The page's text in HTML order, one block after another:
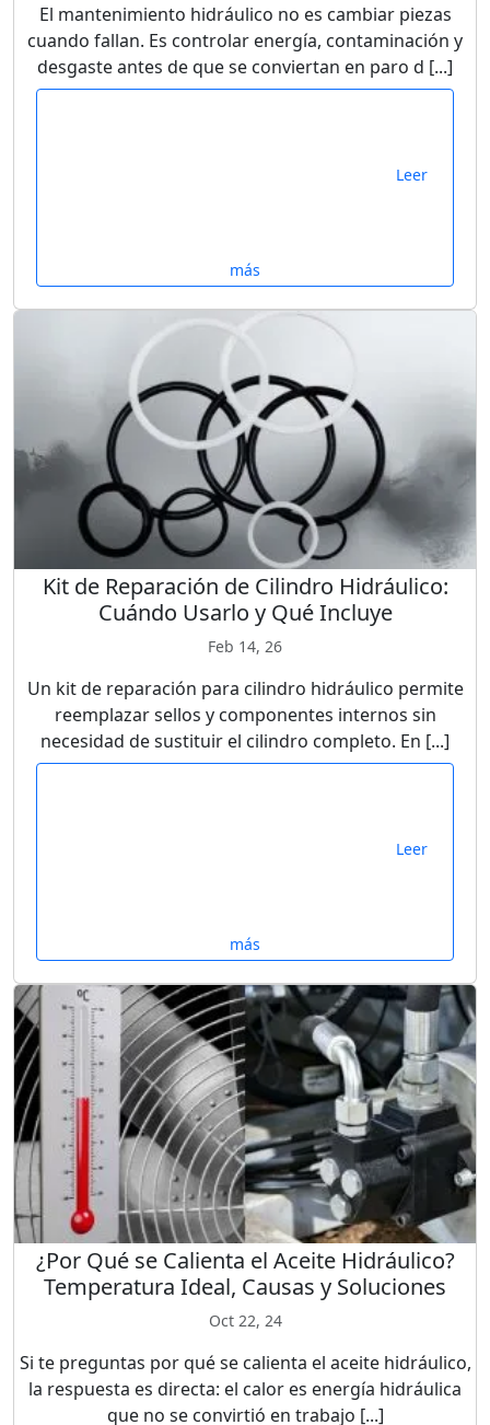
El mantenimiento hidráulico no es cambiar piezas
cuando fallan. Es controlar energía, contaminación y
desgaste antes de que se conviertan en paro d [...]
Leer
más
Kit de Reparación de Cilindro Hidráulico:
Cuándo Usarlo y Qué Incluye
Feb 14, 26
Un kit de reparación para cilindro hidráulico permite
reemplazar sellos y componentes internos sin
necesidad de sustituir el cilindro completo. En [...]
Leer
más
¿Por Qué se Calienta el Aceite Hidráulico?
Temperatura Ideal, Causas y Soluciones
Oct 22, 24
Si te preguntas por qué se calienta el aceite hidráulico,
la respuesta es directa: el calor es energía hidráulica
que no se convirtió en trabajo [...]